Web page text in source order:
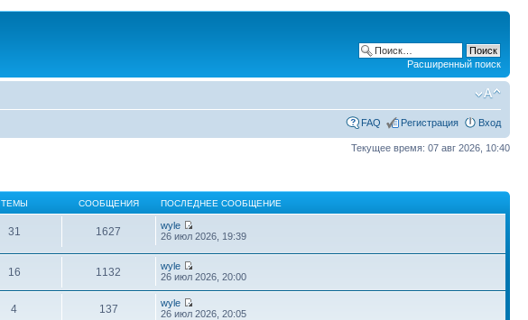
Расширенный поиск
FAQ Регистрация Вход
Текущее время: 07 авг 2026, 10:40
ТЕМЫ СООБЩЕНИЯ ПОСЛЕДНЕЕ СООБЩЕНИЕ
31 1627
wyle
26 июл 2026, 19:39
16 1132
wyle
26 июл 2026, 20:00
4 137
wyle
26 июл 2026, 20:05